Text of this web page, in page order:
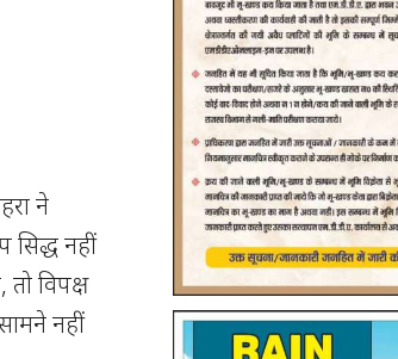
ने
सिद्ध नहीं
विपक्ष
नहीं